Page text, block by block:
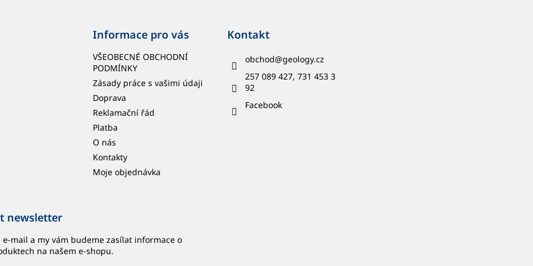
Informace pro vás
VŠEOBECNÉ OBCHODNÍ
PODMÍNKY
Zásady práce s vašimi údaji
Doprava
Reklamační řád
Platba
O nás
Kontakty
Moje objednávka
Kontakt
obchod@geology.cz
257 089 427, 731 453 3
92
Facebook
newsletter
e-mail a my vám budeme zasílat informace o
na našem e-shopu.